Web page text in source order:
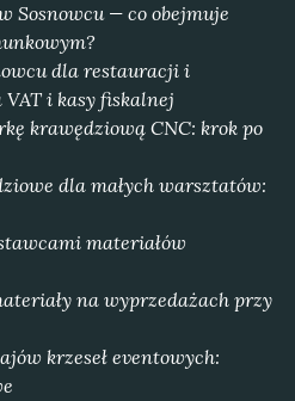
Sosnowcu — co obejmuje
dla restauracji i
i kasy fiskalnej
krawędziową CNC: krok po
dla małych warsztatów:
materiałów
na wyprzedażach przy
krzeseł eventowych: